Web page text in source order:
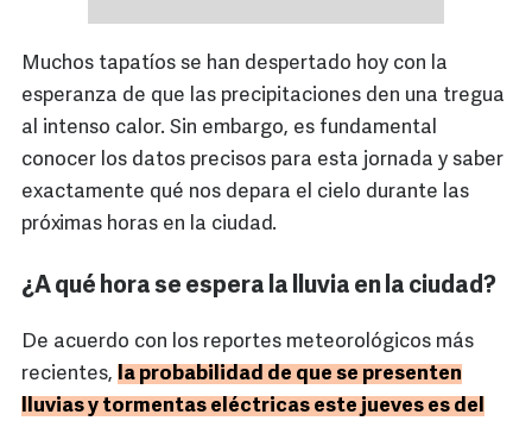
Muchos tapatíos se han despertado hoy con la
esperanza de que las precipitaciones den una tregua
al intenso calor. Sin embargo, es fundamental
conocer los datos precisos para esta jornada y saber
exactamente qué nos depara el cielo durante las
próximas horas en la ciudad.
¿A qué hora se espera la lluvia en la ciudad?
De acuerdo con los reportes meteorológicos más
recientes, la probabilidad de que se presenten
lluvias y tormentas eléctricas este jueves es del